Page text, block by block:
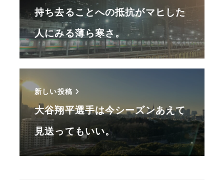
持ち去ることへの抵抗がマヒした
人にみる薄ら寒さ。
新しい投稿
大谷翔平選手は今シーズンあえて
見送ってもいい。